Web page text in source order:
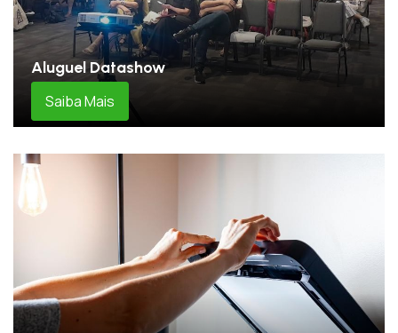
Aluguel Datashow
Saiba Mais